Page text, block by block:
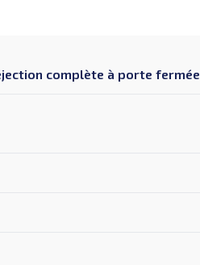
complète à porte fermée